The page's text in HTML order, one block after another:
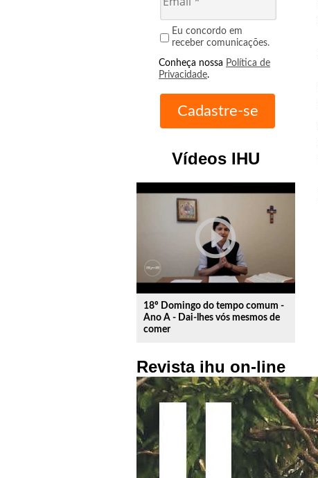
Eu concordo em
receber comunicações.
Conheça nossa Política de
Privacidade.
Vídeos IHU
play_circle_outline
18º Domingo do tempo comum -
Ano A - Dai-lhes vós mesmos de
comer
Revista ihu on-line